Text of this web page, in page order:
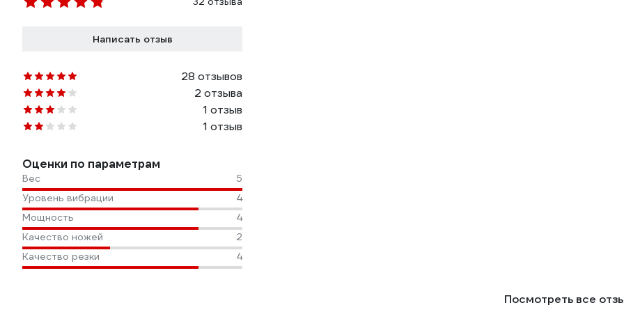
Написать отзыв
28 отзывов
2 отзыва
1 отзыв
1 отзыв
Оценки по параметрам
Вес
5
Уровень вибрации
4
Мощность
4
Качество ножей
2
Качество резки
4
Посмотреть все